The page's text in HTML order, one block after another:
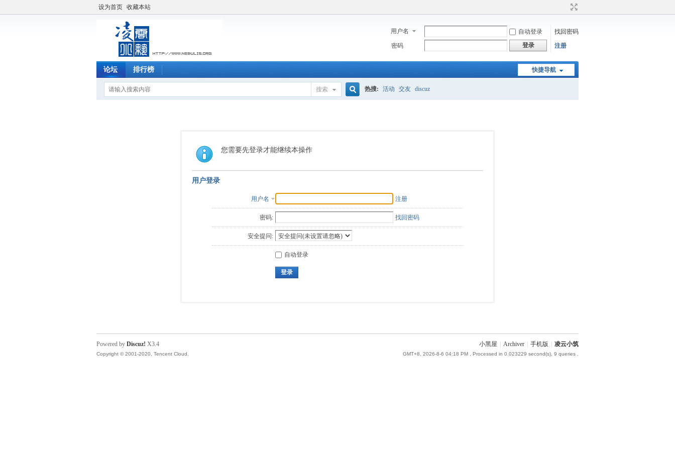
设为首页 收藏本站
用户名 自动登录
找回密码
密码
登录 注册
快捷导航
论坛 排行榜
搜索 热搜: 活动 交友 discuz
您需要先登录才能继续本操作
用户登录
用户名 注册
密码: 找回密码
安全提问:
自动登录
登录
小黑屋 Archiver 手机版 凌云小筑
GMT+8, 2026-8-6 04:18 PM , Processed in 0.023229 second(s), 9 queries .
Powered by Discuz! X3.4
Copyright © 2001-2020, Tencent Cloud.